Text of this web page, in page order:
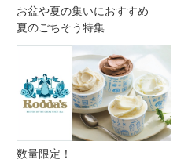
お盆や夏の集いにおすすめ
夏のごちそう特集
数量限定！